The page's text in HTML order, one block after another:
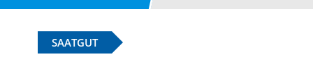
SAATGUT